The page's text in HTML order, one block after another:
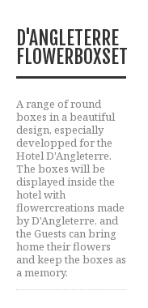
D'ANGLETERRE
FLOWERBOXSET
A range of round
boxes in a beautiful
design, especially
developped for the
Hotel D'Angleterre.
The boxes will be
displayed inside the
hotel with
flowercreations made
by D'Angleterre, and
the Guests can bring
home their flowers
and keep the boxes as
a memory.